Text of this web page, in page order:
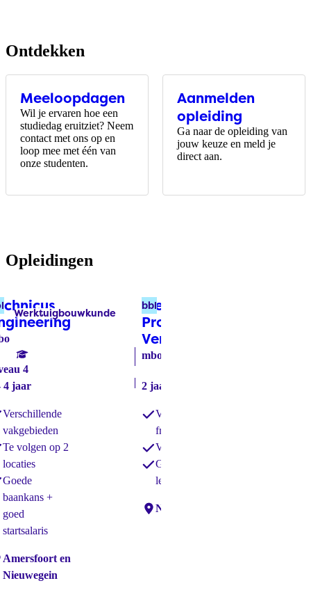
Ontdekken
Meeloopdagen
Wil je ervaren hoe een
studiedag eruitziet? Neem
contact met ons op en
loop mee met één van
onze studenten.
Aanmelden
opleiding
Ga naar de opleiding van
jouw keuze en meld je
direct aan.
Opleidingen
(bol)
4
4 jaar
Verschillende
vakgebieden
Te volgen op 2
locaties
Goede
baankans +
goed
startsalaris
Amersfoort en
Nieuwegein
Medewerker
Productietechniek
Verspanen
mbo
2 jaar
bbl
Verspanen, draaien en
frezen
Veel werk te vinden
Geld verdienen terwijl je
leert
Locaties:
Nieuwegein
Labels:
Werktuigbouwkunde